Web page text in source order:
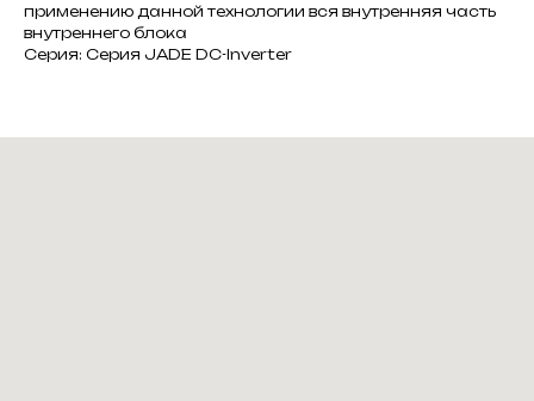
применению данной технологии вся внутренняя часть
внутреннего блока
Серия: Серия JADE DC-Inverter